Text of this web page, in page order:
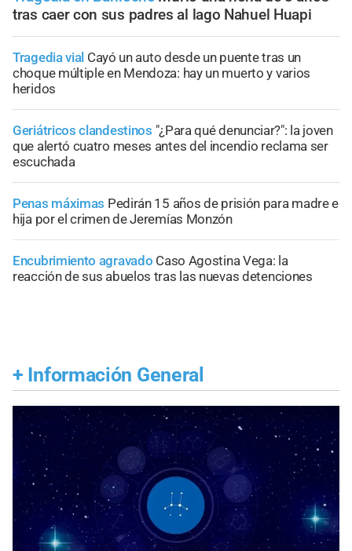
tras caer con sus padres al lago Nahuel Huapi
Tragedia vial Cayó un auto desde un puente tras un
choque múltiple en Mendoza: hay un muerto y varios
heridos
Geriátricos clandestinos "¿Para qué denunciar?": la joven
que alertó cuatro meses antes del incendio reclama ser
escuchada
Penas máximas Pedirán 15 años de prisión para madre e
hija por el crimen de Jeremías Monzón
Encubrimiento agravado Caso Agostina Vega: la
reacción de sus abuelos tras las nuevas detenciones
+ Información General